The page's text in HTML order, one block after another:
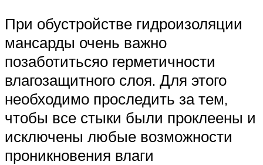
При обустройстве гидроизоляции
мансарды очень важно
позаботитьсяо герметичности
влагозащитного слоя. Для этого
необходимо проследить за тем,
чтобы все стыки были проклеены и
исключены любые возможности
проникновения влаги